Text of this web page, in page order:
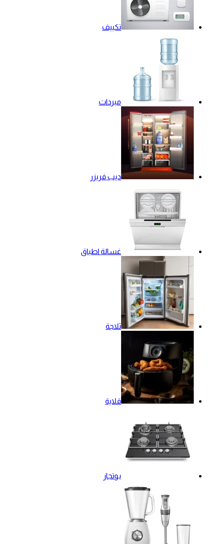
تكييف
مبردات
ديب فريزر
غسالة اطباق
ثلاجة
قلاية
بوتجاز